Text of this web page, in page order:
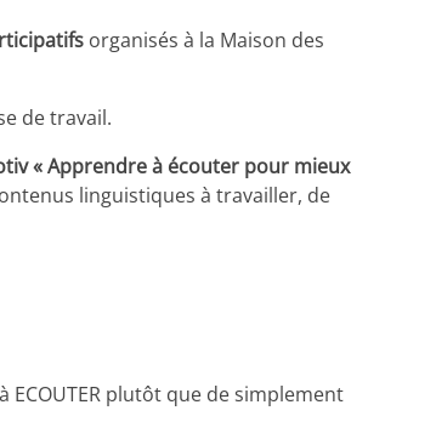
organisés à la Maison des
de travail.
« Apprendre à écouter pour mieux
linguistiques à travailler, de
ECOUTER plutôt que de simplement